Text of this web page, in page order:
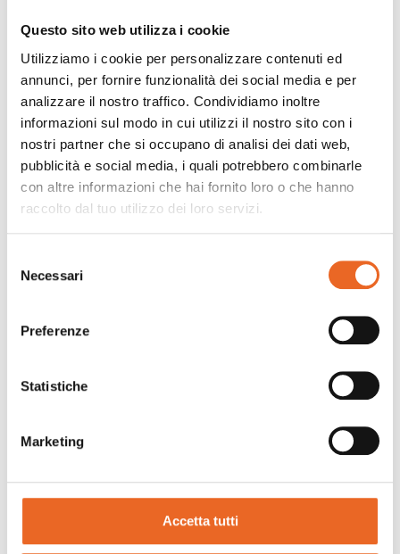
Questo sito web utilizza i cookie
Utilizziamo i cookie per personalizzare contenuti ed
annunci, per fornire funzionalità dei social media e per
analizzare il nostro traffico. Condividiamo inoltre
informazioni sul modo in cui utilizzi il nostro sito con i
nostri partner che si occupano di analisi dei dati web,
pubblicità e social media, i quali potrebbero combinarle
con altre informazioni che hai fornito loro o che hanno
raccolto dal tuo utilizzo dei loro servizi.
delNecessari
Preferenze
Statistiche
Marketing
Accetta tutti